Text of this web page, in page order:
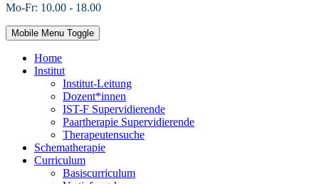
Mo-Fr: 10.00 - 18.00
Mobile Menu Toggle
Home
Institut
Institut-Leitung
Dozent*innen
IST-F Supervidierende
Paartherapie Supervidierende
Therapeutensuche
Schematherapie
Curriculum
Basiscurriculum